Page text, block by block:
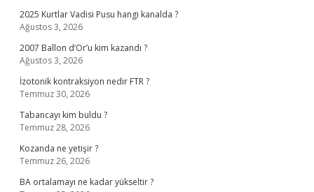
2025 Kurtlar Vadisi Pusu hangi kanalda ?
Ağustos 3, 2026
2007 Ballon d’Or’u kim kazandı ?
Ağustos 3, 2026
İzotonik kontraksiyon nedir FTR ?
Temmuz 30, 2026
Tabancayı kim buldu ?
Temmuz 28, 2026
Kozanda ne yetişir ?
Temmuz 26, 2026
BA ortalamayı ne kadar yükseltir ?